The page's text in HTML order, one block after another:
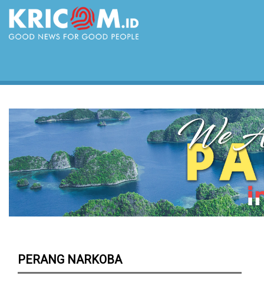
PERANG NARKOBA